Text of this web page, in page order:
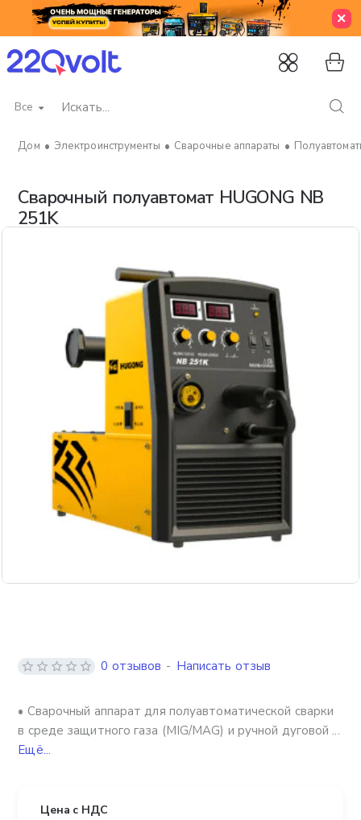
Все
Искать...
Сварочный полуавтомат HUGONG NB
251K
Электроинструменты Сварочные аппараты
• Сварочный аппарат для полуавтоматической сварки
в среде защитного газа (MIG/MAG) и ручной дуговой ...
Ещё...
0 отзывов - Написать отзыв
Цена с НДС